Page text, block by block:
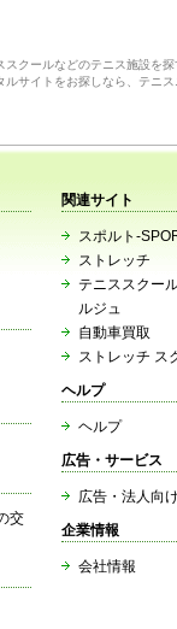
クールなどのテニス施設を
サイトをお探しなら、テニ
交
関連サイト
スポルト-
ストレッチ
テニススクー
ルジュ
自動車買取
ストレッチ ス
ヘルプ
ヘルプ
広告・サービス
広告・法人向
企業情報
会社情報